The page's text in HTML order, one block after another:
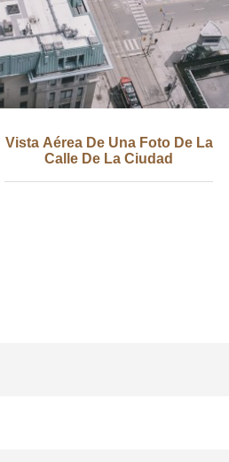
Vista Aérea De Una Foto De La
Calle De La Ciudad